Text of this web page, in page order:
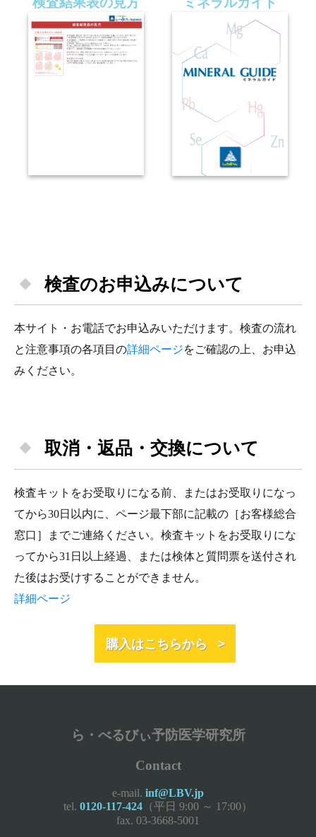
検査のお申込みについて
本サイト・お電話でお申込みいただけます。検査の流れ
と注意事項の各項目の詳細ページをご確認の上、お申込
みください。
取消・返品・交換について
検査キットをお受取りになる前、またはお受取りになっ
てから30日以内に、ページ最下部に記載の［お客様総合
窓口］までご連絡ください。検査キットをお受取りにな
ってから31日以上経過、または検体と質問票を送付され
た後はお受けすることができません。
詳細ページ
購入はこちらから >
ら・べるびぃ予防医学研究所
Contact
e-mail. inf@LBV.jp
tel. 0120-117-424 （平日 9:00 ～ 17:00）
fax. 03-3668-5001